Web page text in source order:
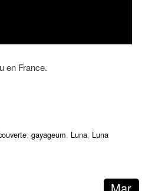
en France.
, gayageum, Luna, Luna